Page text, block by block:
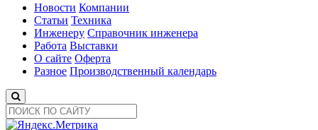
Новости Компании
Статьи Техника
Инженеру Справочник инженера
Работа Выставки
О сайте Оферта
Разное Производственный календарь